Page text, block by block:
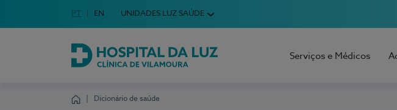
Escolha o seu idioma
Idioma em Português
PT English Language
EN UNIDADES LUZ SAÚDE
Hospital da Luz Clínica de Vilamoura
Serviços e Médicos
Dicionário de saúde